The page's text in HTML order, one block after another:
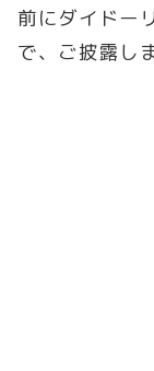
前にダイドー
で、ご披露し